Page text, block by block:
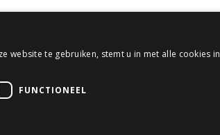
website te gebruiken, stemt u in met alle cookies in
FUNCTIONEEL